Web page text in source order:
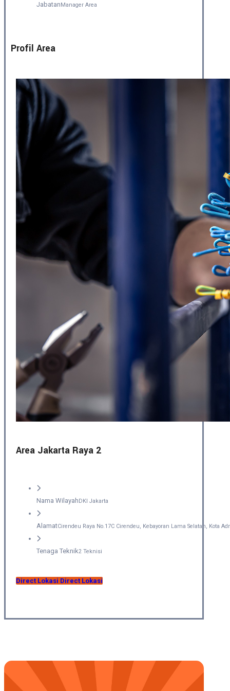
Jabatan Manager Area
Profil Area
Area Jakarta Raya 2
Nama Wilayah DKI Jakarta
AlamatCirendeu Raya No.17C Cirendeu, Kebayoran Lama Selatan, Kota
Tenaga Teknik2 Teknisi
Direct Lokasi Direct Lokasi